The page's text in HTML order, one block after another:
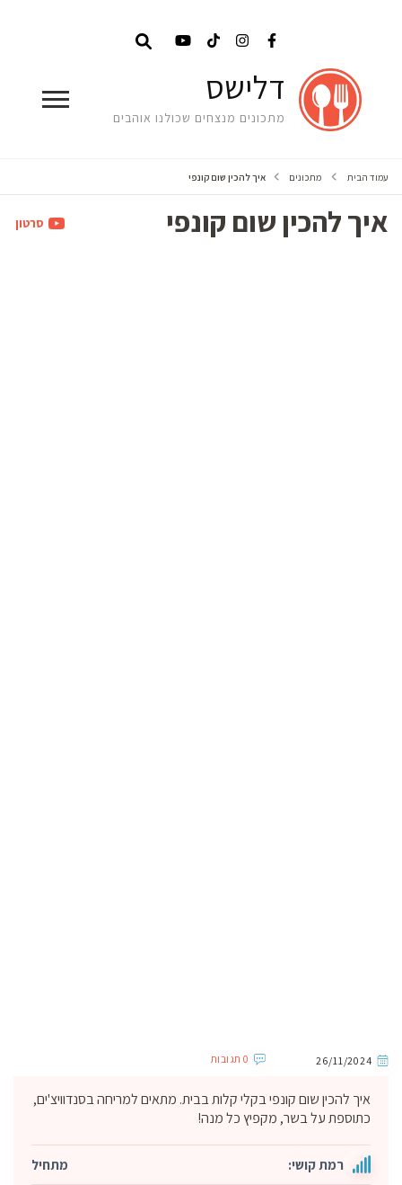
דלישס
מתכונים מנצחים שכולנו אוהבים
עמוד הבית מתכונים איך להכין שום קונפי
איך להכין שום קונפי סרטון
26/11/2024 0 תגובות
איך להכין שום קונפי בקלי קלות בבית. מתאים למריחה בסנדוויצ'ים,
כתוספת על בשר, מקפיץ כל מנה!
רמת קושי: מתחיל